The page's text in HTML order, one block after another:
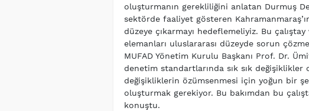
oluşturmanın gerekliliğini anlatan Durmuş
sektörde faaliyet gösteren
düzeye çıkarmayı hedeflemeliyiz. Bu
elemanları uluslararası düzeyde sorun
MUFAD Yönetim Kurulu Başkanı Prof. Dr.
denetim standartlarında sık sık
değişikliklerin özümsenmesi için yoğun bir
oluşturmak gerekiyor. Bu bakımdan bu
konuştu.